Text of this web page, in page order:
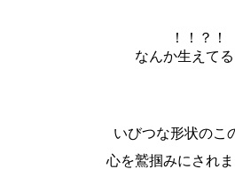
！！？！
なんか生えてる
いびつな形状のこ
心を鷲掴みにされま